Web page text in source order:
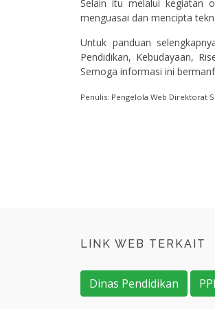
Selain itu melalui kegiatan
menguasai dan mencipta
Untuk panduan
Pendidikan, Kebudayaan,
Semoga informasi ini
Penulis: Pengelola Web Direktorat
LINK WEB TERKAIT
Dinas Pendidikan